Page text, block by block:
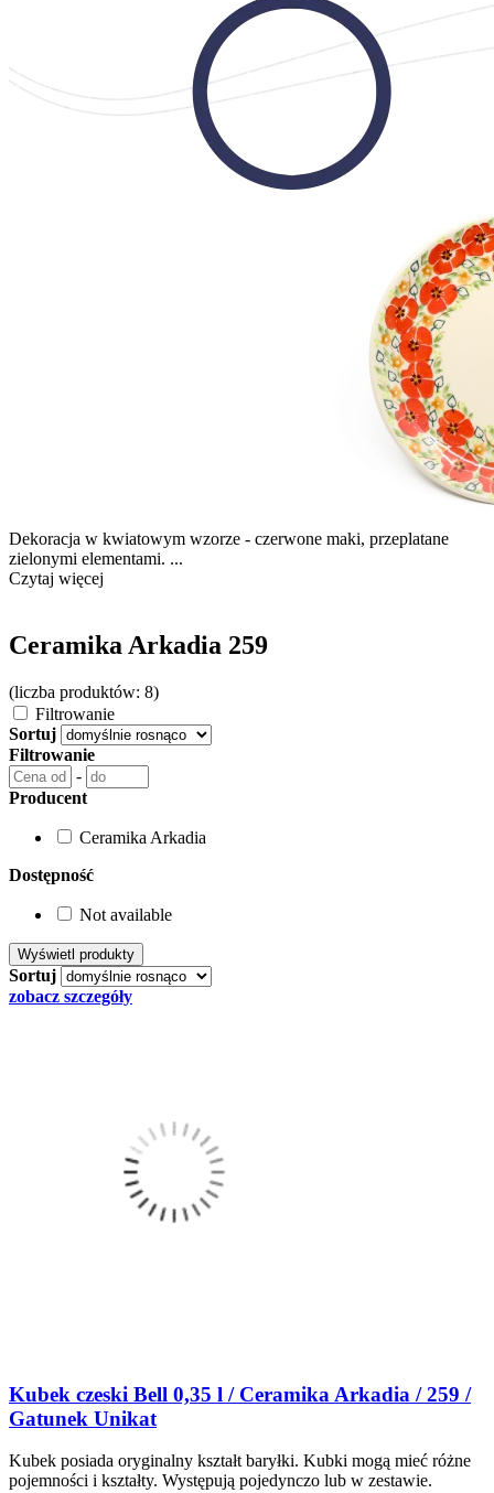
Dekoracja w kwiatowym wzorze - czerwone maki, przeplatane
zielonymi elementami. ...
Czytaj więcej
Ceramika Arkadia 259
(liczba produktów: 8)
Filtrowanie
Sortuj
Filtrowanie
-
Producent
Ceramika Arkadia
Dostępność
Not available
Sortuj
zobacz szczegóły
Kubek czeski Bell 0,35 l / Ceramika Arkadia / 259 /
Gatunek Unikat
Kubek posiada oryginalny kształt baryłki. Kubki mogą mieć różne
pojemności i kształty. Występują pojedynczo lub w zestawie.